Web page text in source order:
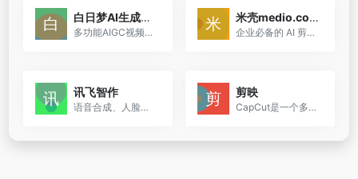
白日梦AI生成视频
多功能AIGC视频内容创作平台，提供丰富的活动、角色库、创作支持和社区交流功能。它旨在为用户提供一个综合性的在线体验和创作空间，适合喜欢在线互动和创作的用户。
米壳medio.cool
企业必备的 AI 剪辑工具，提供视频去水印、商品翻译、商品解说等功能，助力企业无惧出海，轻松实现视频内容的本地化和推广，无需下载，即可在线使用，方便快捷，支持企业在全球化...
讯飞智作
语音合成、人脸建模、唇形预测、图形处理等，为用户提供的一个音视频生产平台。它旨在通过AI技术解决用户在音视频制作中遇到的主播难找、成本高、生产效率低等问题，使内容创作更...
剪映
CapCut是一个多功能的视频编辑平台，适合各种用户需求，从社交媒体广告创作到专业视频编辑。它提供在线创意套件、桌面应用程序和移动应用程序，使用户能够在不同设备上进行创作。